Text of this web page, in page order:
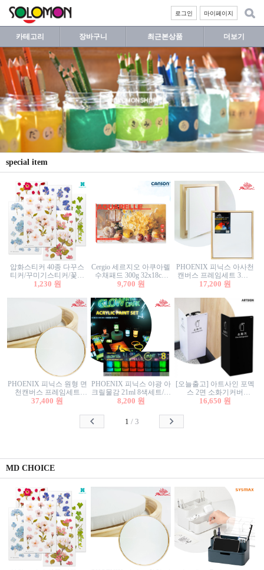
마이페이지
로그인
카테고리 장바구니 최근본상품 더보기
special item
압화스티커 40종 다꾸스
티커/꾸미기스티커/꽃스
티커/압화꽃책갈피/팬시
1,230 원
Cergio 세르지오 아쿠아렐
수채패드 300g 32x18cm
12매 1면제본
9,700 원
PHOENIX 피닉스 아사천
캔버스 프레임세트 3호F
27.3x22cm 캔버스와 올림
17,200 원
PHOENIX 피닉스 원형 면
천캔버스 프레임세트
40cm/원형캔버스/플로팅
37,400 원
PHOENIX 피닉스 야광 아
크릴물감 21ml 8색세트/야
광물감
8,200 원
[오늘출고] 아트사인 포멕
스 2면 소화기커버
1470/1471/소화기커버/소
함/소화기거치대/소화기
16,650 원
1 / 3
MD CHOICE